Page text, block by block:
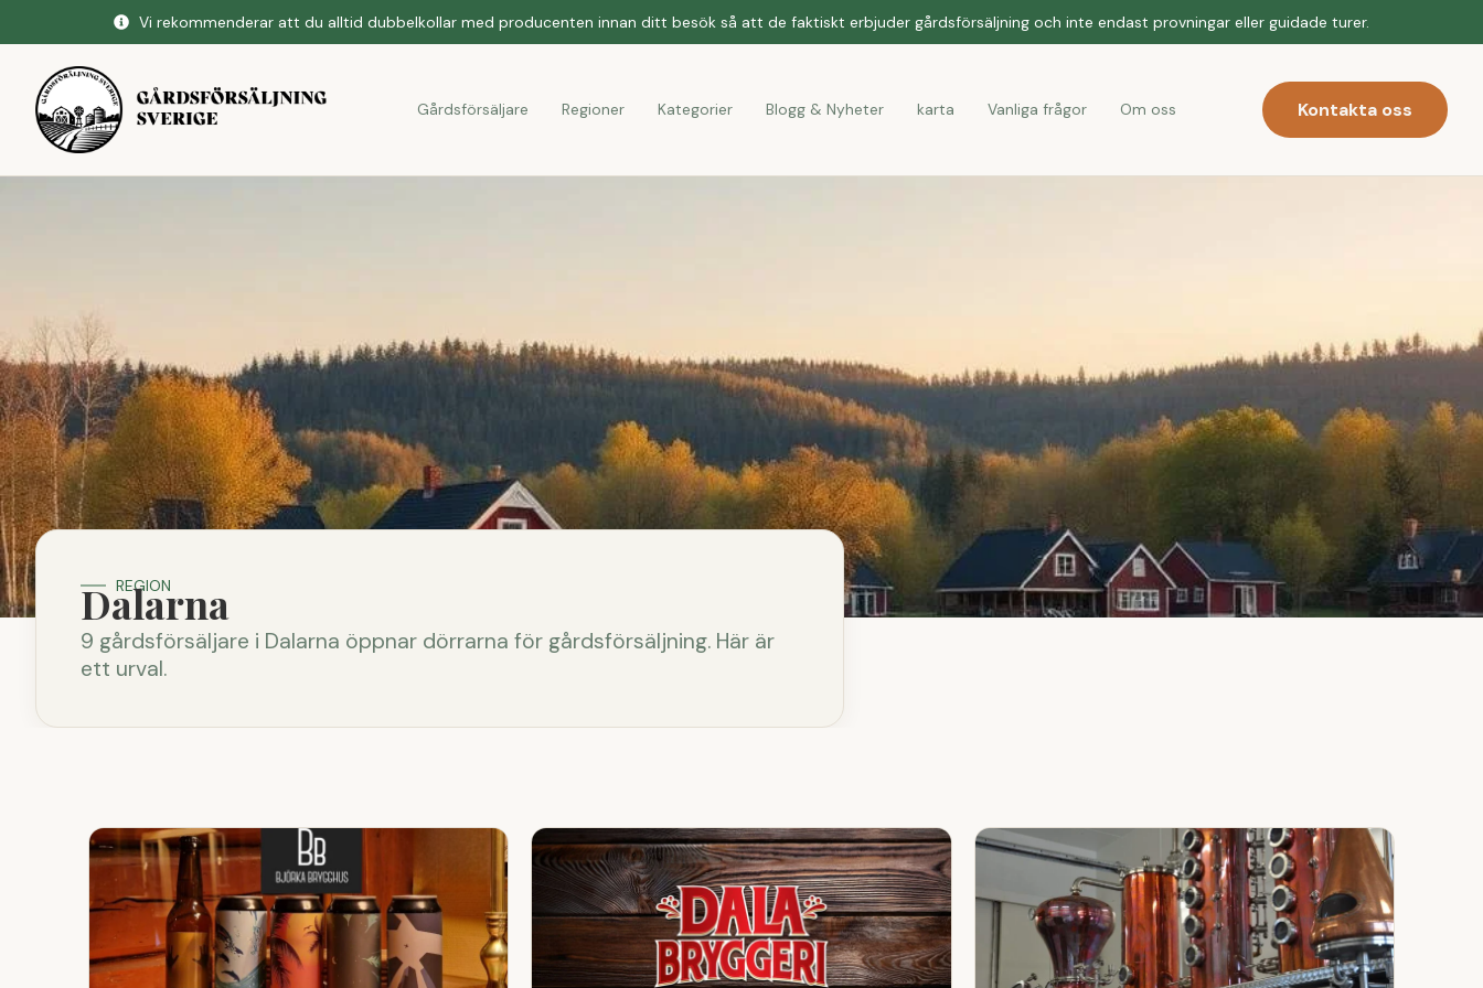
Vi rekommenderar att du alltid dubbelkollar med producenten innan ditt besök så att de faktiskt erbjuder gårdsförsäljning och inte endast provningar eller guidade turer.
Gårdsförsäljare Regioner Kategorier Blogg & Nyheter karta Vanliga frågor Om oss Kontakta oss
REGION
Dalarna
9 gårdsförsäljare i Dalarna öppnar dörrarna för gårdsförsäljning. Här är
ett urval.